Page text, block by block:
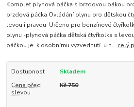
Komplet plynová páčka s brzdovou pákou
brzdová páčka Ovládání plynu pro dětskou
levou i pravou Určeno pro benzínové
plynu -plynová páčka dětská čtyřkolka s
páčkou je k osobnímu vyzvednutí u n... celý
Dostupnost
Skladem
Cena před
slevou
Kč 750